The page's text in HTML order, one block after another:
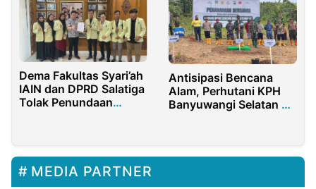
Dema Fakultas Syari’ah
IAIN dan DPRD Salatiga
Tolak Penundaan
Antisipasi Bencana
Alam, Perhutani KPH
Banyuwangi Selatan &
MEDIA PARTNER